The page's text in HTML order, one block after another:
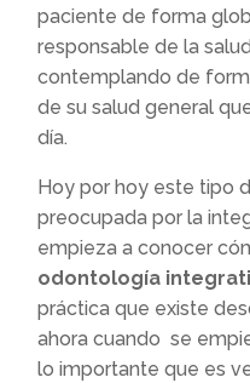
paciente de forma
responsable de la
contemplando de
de su salud general
día.
Hoy por hoy este tipo
preocupada por la
empieza a conocer
odontología
práctica que existe
ahora cuando se
lo importante que es